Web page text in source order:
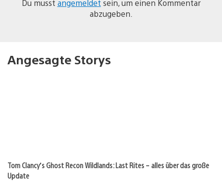
Du musst angemeldet sein, um einen Kommentar
abzugeben.
Angesagte Storys
Tom Clancy’s Ghost Recon Wildlands: Last Rites – alles über das große
Update